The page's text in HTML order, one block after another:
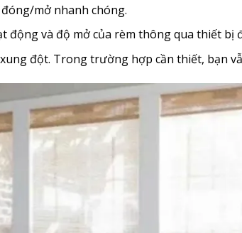
mở nhanh chóng.
động và độ mở của rèm thông qua thiết bị
đột. Trong trường hợp cần thiết, bạn